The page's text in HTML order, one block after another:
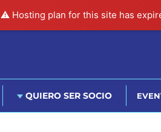
⚠️ Hosting plan for this site has
QUIERO SER SOCIO